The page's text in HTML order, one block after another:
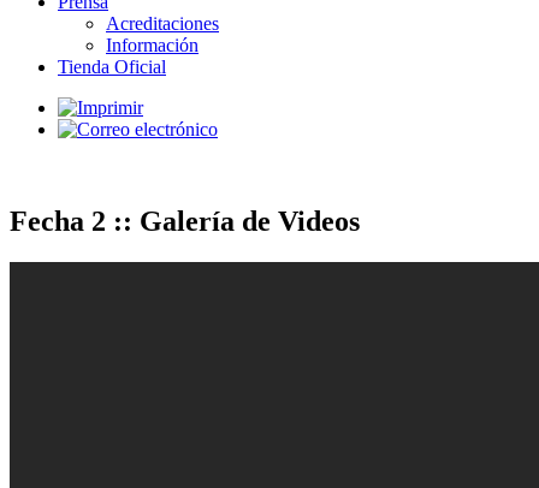
Acreditaciones
Información
Tienda Oficial
Fecha 2 :: Galería de Videos